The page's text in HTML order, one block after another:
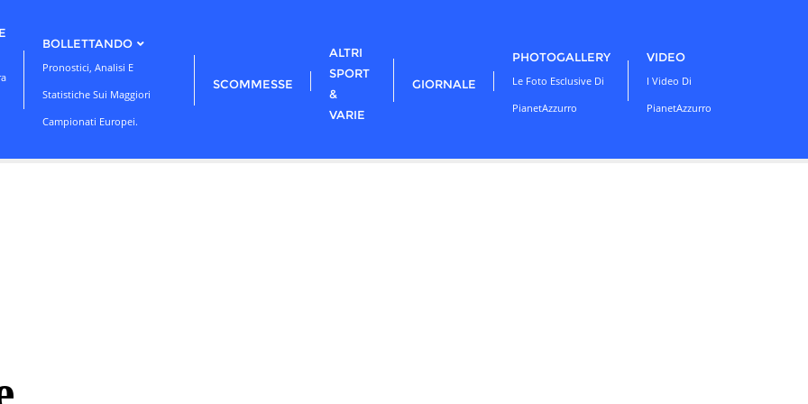
BOLLETTANDO
Pronostici, Analisi E
Statistiche Sui Maggiori
Campionati Europei.
SCOMMESSE
ALTRI
SPORT
&
VARIE
GIORNALE
PHOTOGALLERY
Le Foto Esclusive Di
PianetAzzurro
VIDEO
I Video Di
PianetAzzurro